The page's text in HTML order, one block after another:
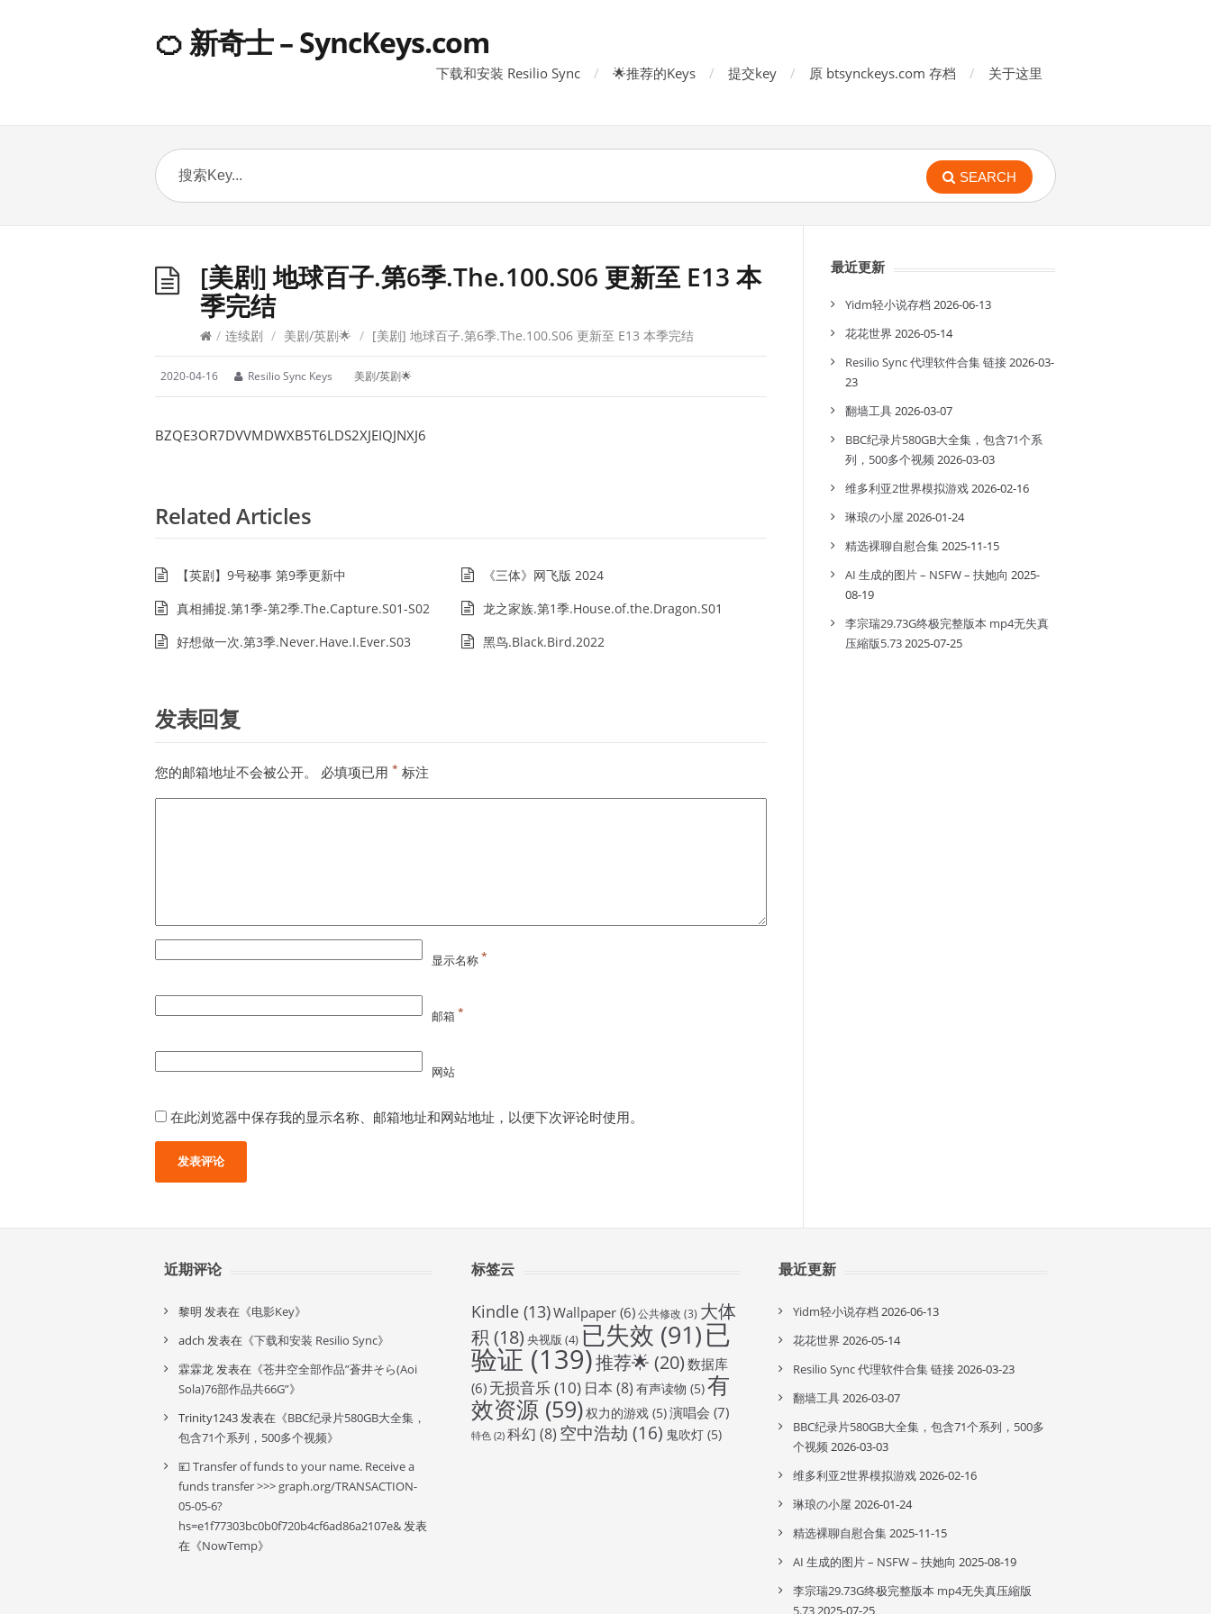
🍊 新奇士 – SyncKeys.com
下载和安装 Resilio Sync 🌟推荐的Keys 提交key 原 btsynckeys.com 存档 关于这里
SEARCH
[美剧] 地球百子.第6季.The.100.S06 更新至 E13 本
季完结
/ 连续剧 / 美剧/英剧🌟 / [美剧] 地球百子.第6季.The.100.S06 更新至 E13 本季完结
2020-04-16 Resilio Sync Keys 美剧/英剧🌟
BZQE3OR7DVVMDWXB5T6LDS2XJEIQJNXJ6
Related Articles
【英剧】9号秘事 第9季更新中
《三体》网飞版 2024
真相捕捉.第1季-第2季.The.Capture.S01-S02
龙之家族.第1季.House.of.the.Dragon.S01
好想做一次.第3季.Never.Have.I.Ever.S03
黑鸟.Black.Bird.2022
发表回复
您的邮箱地址不会被公开。 必填项已用 * 标注
显示名称*
邮箱*
网站
在此浏览器中保存我的显示名称、邮箱地址和网站地址，以便下次评论时使用。
最近更新
Yidm轻小说存档 2026-06-13
花花世界 2026-05-14
Resilio Sync 代理软件合集 链接2026-03-
23
翻墙工具2026-03-07
BBC纪录片580GB大全集，包含71个系
列，500多个视频2026-03-03
维多利亚2世界模拟游戏2026-02-16
琳琅の小屋 2026-01-24
精选裸聊自慰合集2025-11-15
AI 生成的图片 – NSFW – 扶她向 2025-
08-19
李宗瑞29.73G终极完整版本 mp4无失真
压縮版5.732025-07-25
近期评论
黎明 发表在《电影Key》
adch 发表在《下载和安装 Resilio Sync》
霖霖龙发表在《苍井空全部作品”蒼井そら(Aoi
Sola)76部作品共66G”》
Trinity1243发表在《BBC纪录片580GB大全集，
包含71个系列，500多个视频》
💴 Transfer of funds to your name. Receive a
funds transfer >>> graph.org/TRANSACTION-
05-05-6?
hs=e1f77303bc0b0f720b4cf6ad86a2107e&发表
在《NowTemp》
标签云
Kindle (13)Wallpaper (6)公共修改 (3) 大体
积 (18) 央视版 (4) 已失效 (91)已
验证 (139)推荐🌟 (20) 数据库
(6) 无损音乐(10) 日本 (8) 有声读物 (5)有
效资源 (59)权力的游戏 (5)演唱会 (7)
特色 (2) 科幻 (8) 空中浩劫 (16) 鬼吹灯 (5)
最近更新
Yidm轻小说存档 2026-06-13
花花世界 2026-05-14
Resilio Sync 代理软件合集 链接2026-03-23
翻墙工具2026-03-07
BBC纪录片580GB大全集，包含71个系列，500多
个视频2026-03-03
维多利亚2世界模拟游戏2026-02-16
琳琅の小屋 2026-01-24
精选裸聊自慰合集2025-11-15
AI 生成的图片 – NSFW – 扶她向 2025-08-19
李宗瑞29.73G终极完整版本 mp4无失真压縮版
5.73 2025-07-25